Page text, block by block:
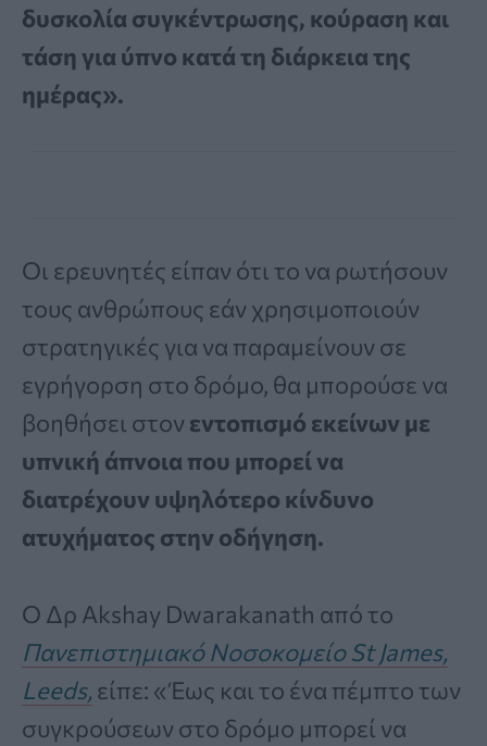
δυσκολία συγκέντρωσης, κούραση και
τάση για ύπνο κατά τη διάρκεια της
ημέρας».
Οι ερευνητές είπαν ότι το να ρωτήσουν
τους ανθρώπους εάν χρησιμοποιούν
στρατηγικές για να παραμείνουν σε
εγρήγορση στο δρόμο, θα μπορούσε να
βοηθήσει στον εντοπισμό εκείνων με
υπνική άπνοια που μπορεί να
διατρέχουν υψηλότερο κίνδυνο
ατυχήματος στην οδήγηση.
Ο Δρ Akshay Dwarakanath από το
Πανεπιστημιακό Νοσοκομείο St James,
Leeds, είπε: «Έως και το ένα πέμπτο των
συγκρούσεων στο δρόμο μπορεί να